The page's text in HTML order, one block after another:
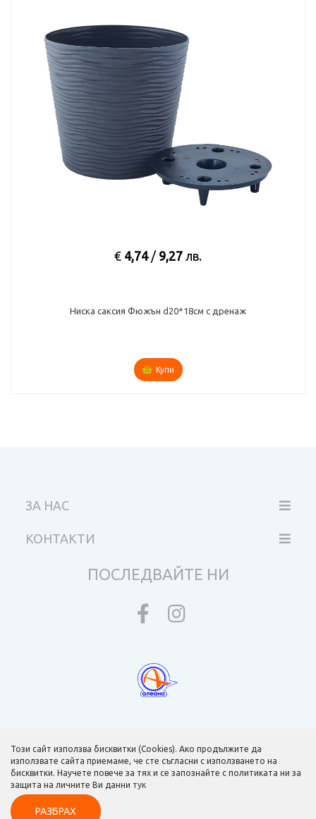
Този сайт използва бисквитки (Cookies). Ако продължите да
използвате сайта приемаме, че сте съгласни с използването на
бисквитки. Научете повече за тях и се запознайте с политиката ни за
защита на личните Ви данни тук
РАЗБРАХ
€ 4,74/ 9,27 лв.
Ниска саксия Фюжън d20*18см с дренаж
Купи
ЗА НАС
КОНТАКТИ
ПОСЛЕДВАЙТЕ НИ
Изработка на уеб сайт от dotPress © 2015 - 2026 v3.83